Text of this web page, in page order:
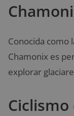
Conocida como
Chamonix es
explorar